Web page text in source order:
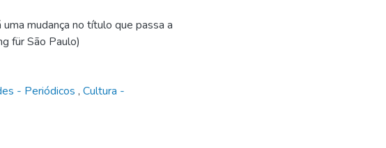
mudança no título que passa a
für São Paulo)
- Periódicos , Cultura -